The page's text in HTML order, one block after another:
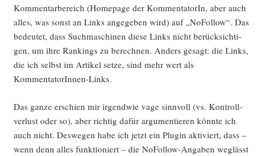
Kom­men­tar­be­reich (Home­page der Kom­men­ta­to­rIn, aber auch
alles, was sonst an Links ange­ge­ben wird) auf „NoFol­low“. Das
bedeu­tet, dass Such­ma­schi­nen die­se Links nicht berück­sich­ti­
gen, um ihre Ran­kings zu berech­nen. Anders gesagt: die Links,
die ich selbst im Arti­kel set­ze, sind mehr wert als
KommentatorInnen-Links.
Das gan­ze erschien mir irgend­wie vage sinn­voll (vs. Kon­troll­
ver­lust oder so), aber rich­tig dafür argu­men­tie­ren könn­te ich
auch nicht. Des­we­gen habe ich jetzt ein Plug­in akti­viert, dass –
wenn denn alles funk­tio­niert – die NoFol­low-Anga­ben weg­lässt